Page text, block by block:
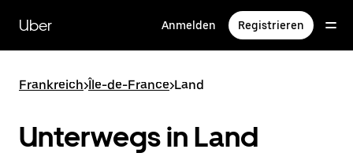
zum
Hauptinhalt
Uber Anmelden Registrieren
Frankreich>Île-de-France>Land
Unterwegs in Land